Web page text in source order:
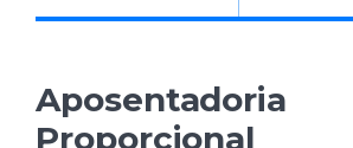
Aposentadoria
Proporcional